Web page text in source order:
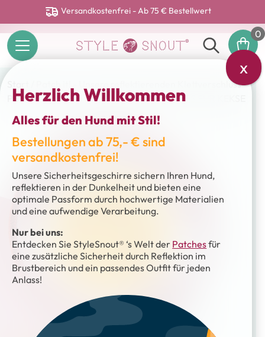
Versandkostenfrei - Ab 75 € Bestellwert
0
Patch it! - Unsere reflektierenden Klettverschluss
Patches/ Sticker – Patch it! – ICH TUE ALLES FÜR KEKSE
Herzlich Willkommen
Alles für den Hund mit Stil!
Bestellungen ab 75,- € sind
versandkostenfrei!
Unsere Sicherheitsgeschirre sichern Ihren Hund,
reflektieren in der Dunkelheit und bieten eine
optimale Passform durch hochwertige Materialien
und eine aufwendige Verarbeitung.
Nur bei uns:
Entdecken Sie StyleSnout® ‘s Welt der Patchesfür
eine zusätzliche Sicherheit durch Reflektion im
Brustbereich und ein passendes Outfit für jeden
Anlass!
x